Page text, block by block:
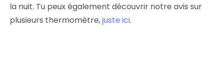
la nuit. Tu peux également découvrir notre avis sur
plusieurs thermomètre,juste ici.